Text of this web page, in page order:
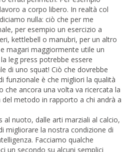
a corpo libero. In realtà col
nulla: ciò che per me
per esempio un esercizio a
kettlebell o manubri, per un altro
magari maggiormente utile un
leg press potrebbe essere
di uno squat! Ciò che dovrebbe
funzionale è che migliori la qualità
che ancora una volta va ricercata la
del metodo in rapporto a chi andrà a
al nuoto, dalle arti marziali al calcio,
migliorare la nostra condizione di
Facciamo qualche
un secondo su alcuni semplici